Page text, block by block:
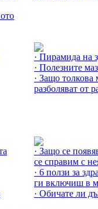
· Пирамида на
· Полезните
· Защо
разболяват от
· Защо се
се справим с
· 6 ползи за
ги включиш в
· Обичате ли